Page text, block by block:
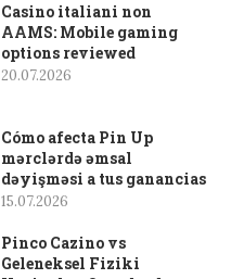
Casino italiani non
AAMS: Mobile gaming
options reviewed
20.07.2026
Cómo afecta Pin Up
mərclərdə əmsal
dəyişməsi a tus ganancias
15.07.2026
Pinco Cazino vs
Geleneksel Fiziki